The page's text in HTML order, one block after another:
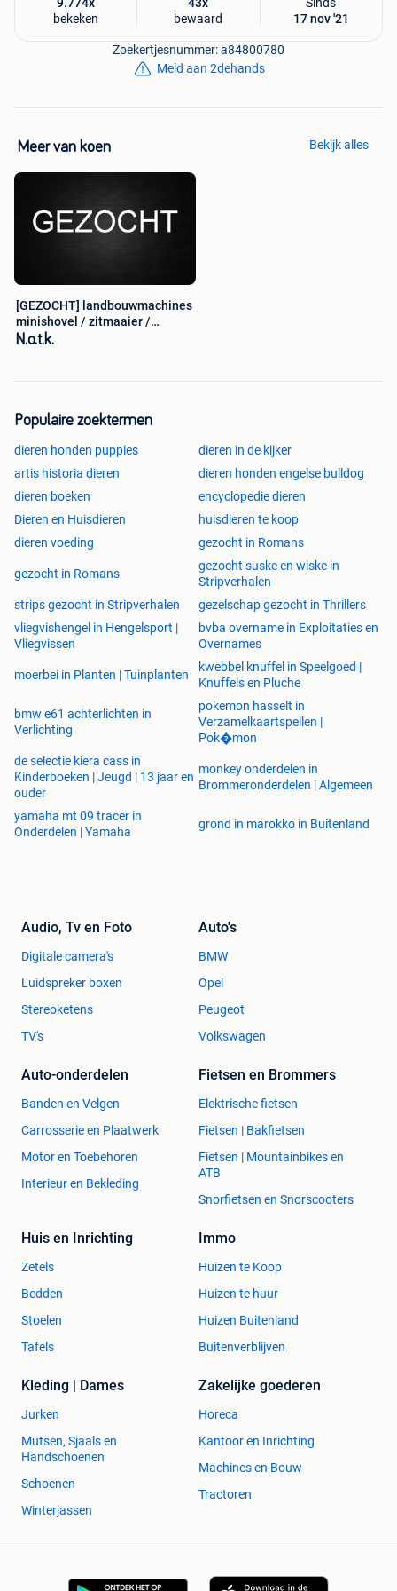
België
Claeys
Doyen
Ravell
Spinnekop
Cockshutt
Massey Ferguson
Versatile
Foton
Tung Fung Hung
Duitsland
Agria
Allgaier
Altmann
Bautz
Benz-Sendling
Bergmeister
Boehringer
BTC
Claas
bekeken
bewaard
17 nov '21
Zoekertjesnummer: a84800780
Meld aan 2dehands
Meer van koen Bekijk alles
[GEZOCHT] landbouwmachines
minishovel / zitmaaier /
tractors
N.o.t.k.
Populaire zoektermen
dieren honden puppies
dieren in de kijker
artis historia dieren
dieren honden engelse bulldog
dieren boeken
encyclopedie dieren
Dieren en Huisdieren
huisdieren te koop
dieren voeding
gezocht in Romans
gezocht in Romans
gezocht suske en wiske in
Stripverhalen
strips gezocht in Stripverhalen
gezelschap gezocht in Thrillers
vliegvishengel in Hengelsport |
Vliegvissen
bvba overname in Exploitaties en
Overnames
moerbei in Planten | Tuinplanten
kwebbel knuffel in Speelgoed |
Knuffels en Pluche
bmw e61 achterlichten in
Verlichting
pokemon hasselt in
Verzamelkaartspellen |
Pok�mon
de selectie kiera cass in
Kinderboeken | Jeugd | 13 jaar en
ouder
monkey onderdelen in
Brommeronderdelen | Algemeen
yamaha mt 09 tracer in
Onderdelen | Yamaha
grond in marokko in Buitenland
Audio, Tv en Foto
Digitale camera's
Luidspreker boxen
Stereoketens
TV's
Auto's
BMW
Opel
Peugeot
Volkswagen
Auto-onderdelen
Banden en Velgen
Carrosserie en Plaatwerk
Motor en Toebehoren
Interieur en Bekleding
Fietsen en Brommers
Elektrische fietsen
Fietsen | Bakfietsen
Fietsen | Mountainbikes en
ATB
Snorfietsen en Snorscooters
Huis en Inrichting
Zetels
Bedden
Stoelen
Tafels
Immo
Huizen te Koop
Huizen te huur
Huizen Buitenland
Buitenverblijven
Kleding | Dames
Jurken
Mutsen, Sjaals en
Handschoenen
Schoenen
Winterjassen
Zakelijke goederen
Horeca
Kantoor en Inrichting
Machines en Bouw
Tractoren